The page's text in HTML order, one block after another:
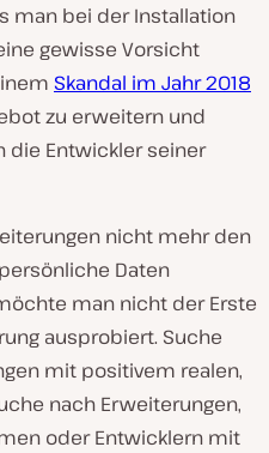
man bei der Installation
gewisse Vorsicht
Skandal im Jahr 2018
zu erweitern und
die Entwickler seiner
nicht mehr den
Daten
man nicht der Erste
ausprobiert. Suche
mit positivem realen,
nach Erweiterungen,
oder Entwicklern mit